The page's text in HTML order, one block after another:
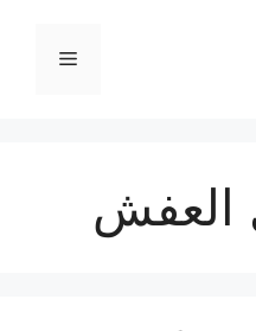
القائمة
العفش